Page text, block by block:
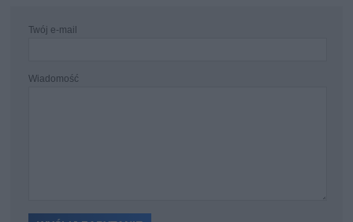
Twój e-mail
Wiadomość